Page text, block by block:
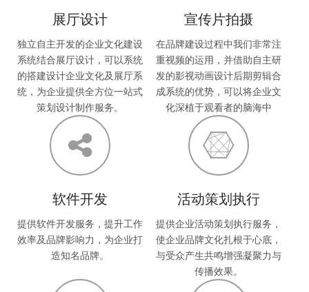
展厅设计
独立自主开发的企业文化建设
系统结合展厅设计，可以系统
的搭建设计企业文化及展厅系
统，为企业提供全方位一站式
策划设计制作服务。
宣传片拍摄
在品牌建设过程中我们非常注
重视频的运用，并借助自主研
发的影视动画设计后期剪辑合
成系统的优势，可以将企业文
化深植于观看者的脑海中
软件开发
提供软件开发服务，提升工作
效率及品牌影响力，为企业打
造知名品牌。
活动策划执行
提供企业活动策划执行服务，
使企业品牌文化扎根于心底，
与受众产生共鸣增强凝聚力与
传播效果。